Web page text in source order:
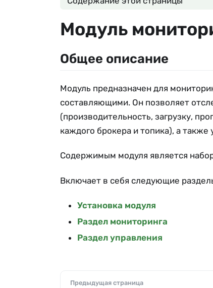
Модуль
Общее описание
Модуль предназначен для
составляющими. Он позволяет
(производительность, загрузку,
каждого брокера и топика), а
Содержимым модуля является
Включает в себя следующие
Установка модуля
Раздел мониторинга
Раздел управления
Предыдущая страница